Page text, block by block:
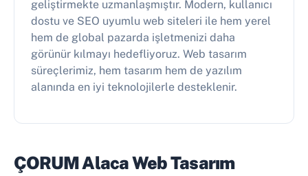
geliştirmekte uzmanlaşmıştır. Modern, kullanıcı
dostu ve SEO uyumlu web siteleri ile hem yerel
hem de global pazarda işletmenizi daha
görünür kılmayı hedefliyoruz. Web tasarım
süreçlerimiz, hem tasarım hem de yazılım
alanında en iyi teknolojilerle desteklenir.
ÇORUM Alaca Web Tasarım